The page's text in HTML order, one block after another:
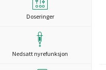
Doseringer
Nedsatt nyrefunksjon